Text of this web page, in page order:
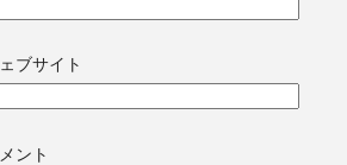
ブサイト
ント